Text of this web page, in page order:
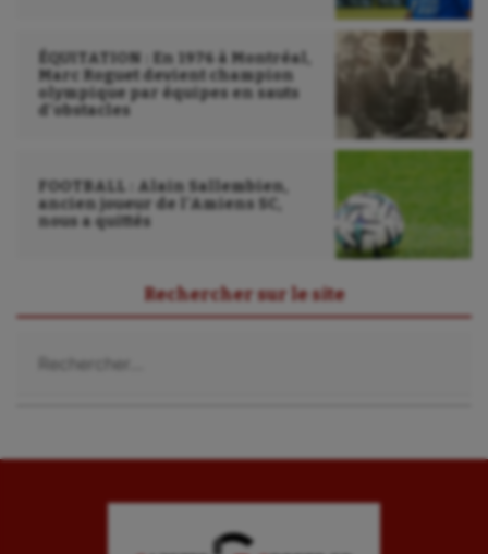
Triathlon
Ultimate frisbee
Voile
Wakeboard
ÉQUITATION : En 1976 à Montréal,
Marc Roguet devient champion
olympique par équipes en sauts
d’obstacles
FOOTBALL : Alain Sallembien,
ancien joueur de l’Amiens SC,
nous a quittés
Rechercher sur le site